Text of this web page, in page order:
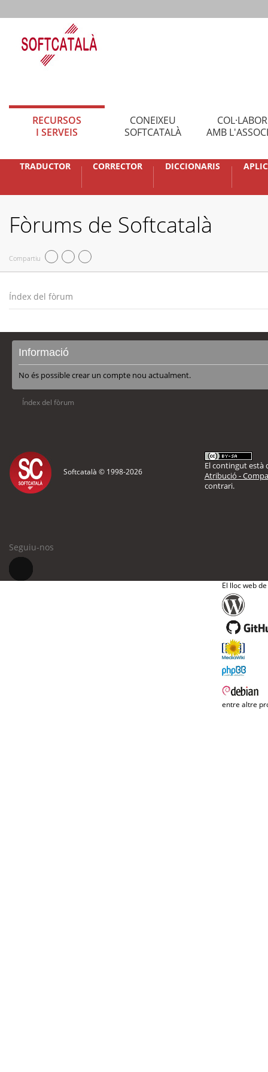
RECURSOS
I SERVEIS
CONEIXEU
SOFTCATALÀ
AMB
TRADUCTOR CORRECTOR DICCIONARIS
Fòrums de Softcatalà
Compartiu
Índex del fòrum
Informació
No és possible crear un compte nou actualment.
Índex del fòrum
Softcatalà © 1998-2026
El contingut està
Atribució -
contrari.
Seguiu-nos
El lloc web
entre altre